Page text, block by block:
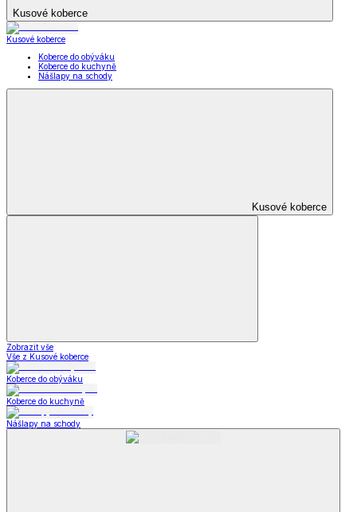
Kusové koberce
Kusové koberce
Koberce do obýváku
Koberce do kuchyně
Nášlapy na schody
Kusové koberce
Zobrazit vše
Vše z Kusové koberce
Koberce do obýváku
Koberce do kuchyně
Nášlapy na schody